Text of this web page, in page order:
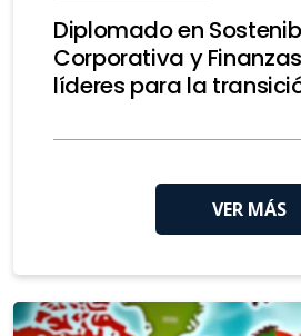
Diplomado en
Corporativa y
líderes para la
VER MÁS